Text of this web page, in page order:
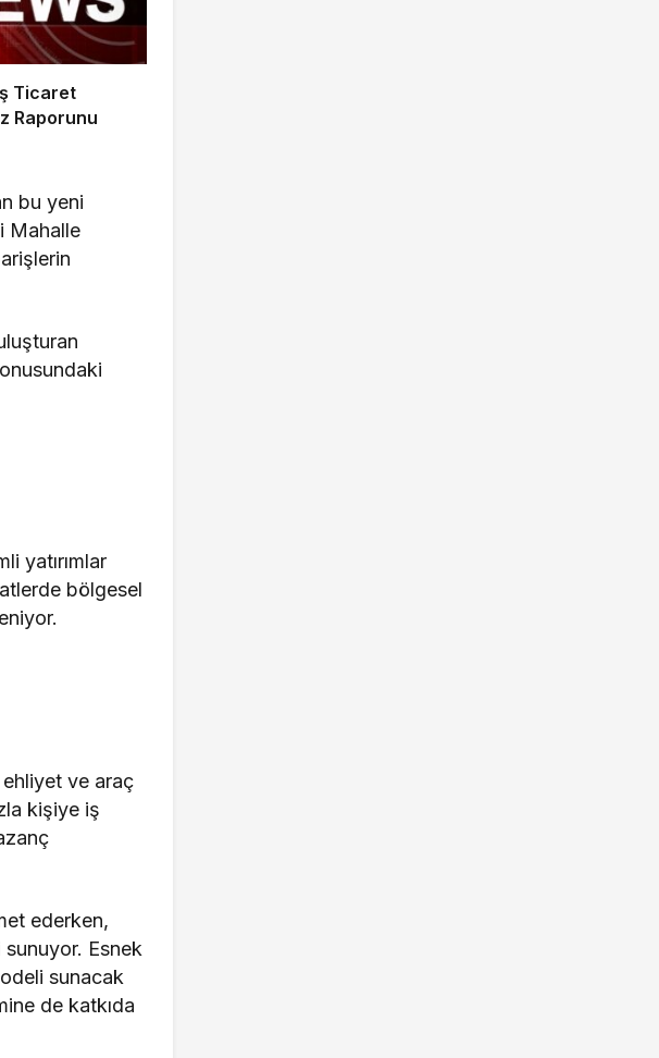
Ticaret
Raporunu
bu yeni
Mahalle
yatırımlar
bölgesel
ehliyet ve araç
kişiye iş
ederken,
sunuyor. Esnek
sunacak
de katkıda